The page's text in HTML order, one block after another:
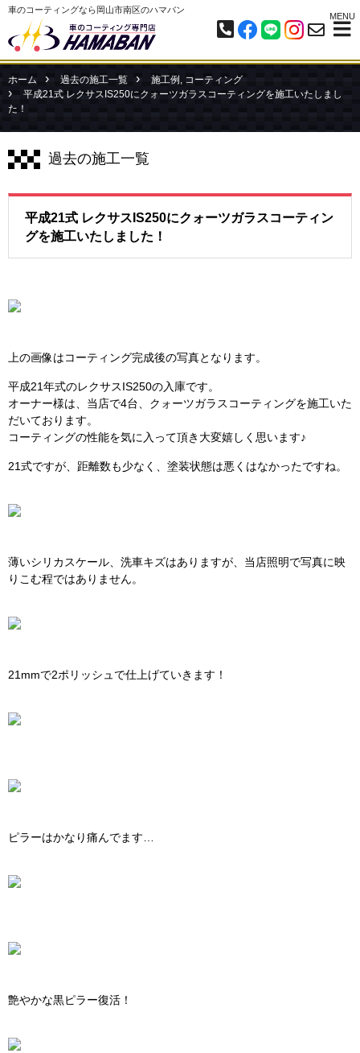
車のコーティングなら岡山市南区のハマバン
MENU
ホーム 過去の施工一覧 施工例 , コーティング
平成21式 レクサスIS250にクォーツガラスコーティングを施工いたしまし
た！
過去の施工一覧
平成21式 レクサスIS250にクォーツガラスコーティン
グを施工いたしました！
上の画像はコーティング完成後の写真となります。
平成21年式のレクサスIS250の入庫です。
オーナー様は、当店で4台、クォーツガラスコーティングを施工いた
だいております。
コーティングの性能を気に入って頂き大変嬉しく思います♪
21式ですが、距離数も少なく、塗装状態は悪くはなかったですね。
薄いシリカスケール、洗車キズはありますが、当店照明で写真に映
りこむ程ではありません。
21mmで2ポリッシュで仕上げていきます！
ピラーはかなり痛んでます…
艶やかな黒ピラー復活！